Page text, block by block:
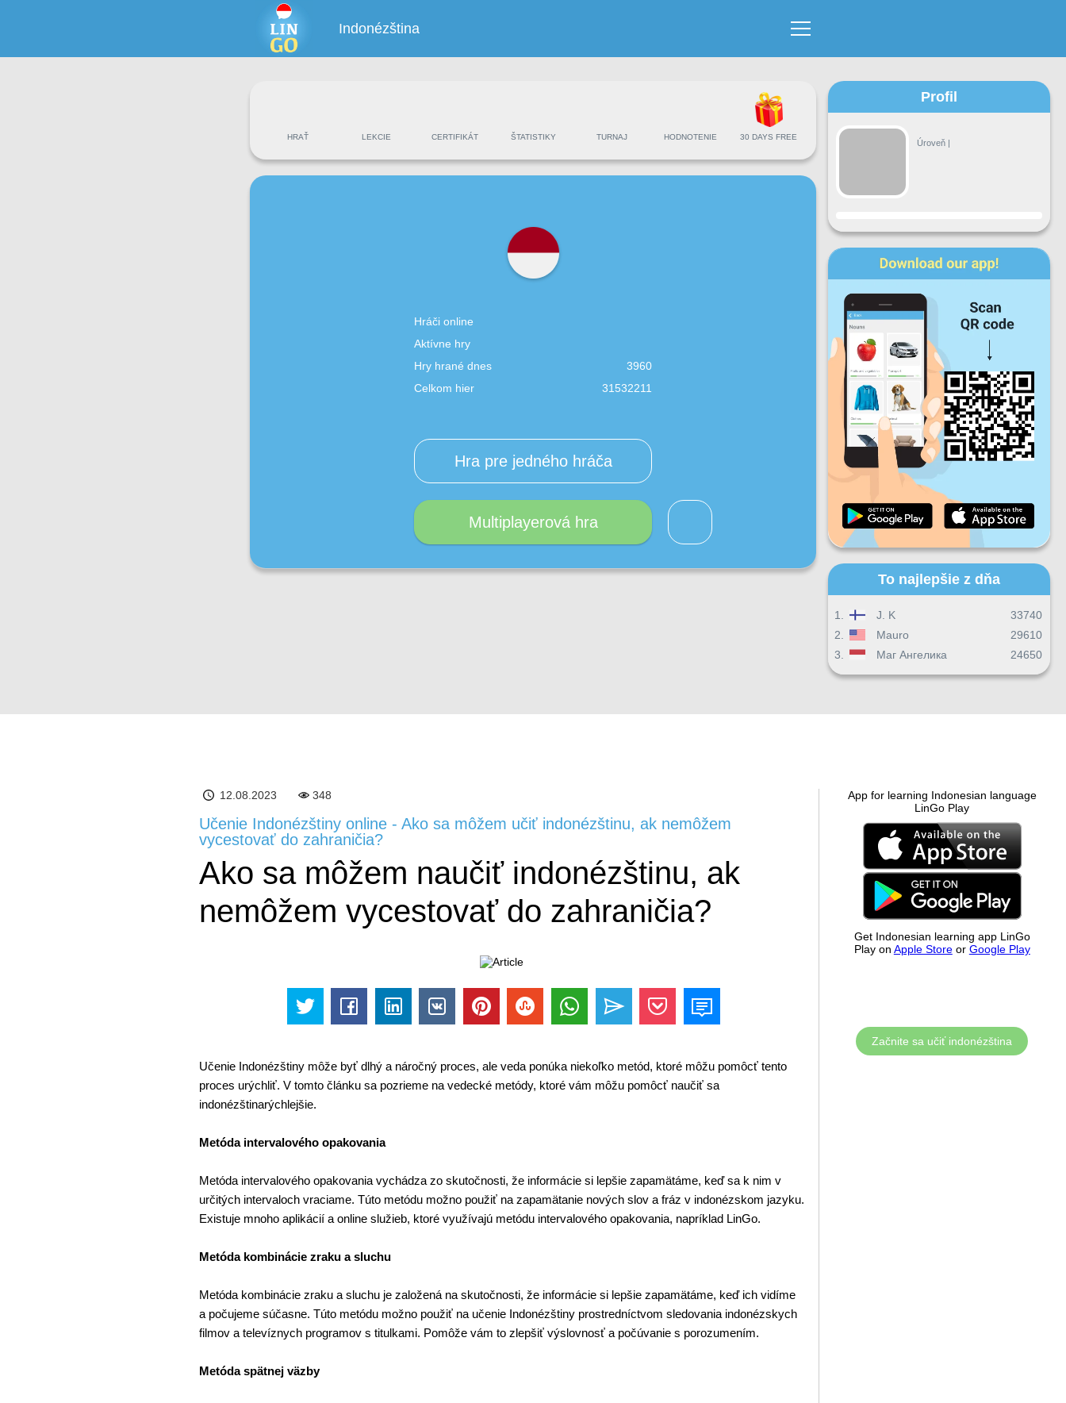
Indonézština
HRAŤ LEKCIE CERTIFIKÁT ŠTATISTIKY TURNAJ HODNOTENIE 30 DAYS FREE
Hráči online
Aktívne hry
Hry hrané dnes
3960
Celkom hier
31532211
Hra pre jedného hráča
Multiplayerová hra
Profil
Úroveň |
Pokrok
Po St Št
So Ne
Denný pokrok
Mesačný pokrok
Celkový postup
To najlepšie z dňa
1. J. K
33740
2.
Mauro
29610
3.
Маг Ангелика 24650
12.08.2023 348
Učenie Indonézštiny online - Ako sa môžem učiť indonézštinu, ak nemôžem
vycestovať do zahraničia?
Ako sa môžem naučiť indonézštinu, ak
nemôžem vycestovať do zahraničia?
Učenie Indonézštiny môže byť dlhý a náročný proces, ale veda ponúka niekoľko metód, ktoré môžu pomôcť tento
proces urýchliť. V tomto článku sa pozrieme na vedecké metódy, ktoré vám môžu pomôcť naučiť sa
indonézštinarýchlejšie.
Metóda intervalového opakovania
Metóda intervalového opakovania vychádza zo skutočnosti, že informácie si lepšie zapamätáme, keď sa k nim v
určitých intervaloch vraciame. Túto metódu možno použiť na zapamätanie nových slov a fráz v indonézskom jazyku.
Existuje mnoho aplikácií a online služieb, ktoré využívajú metódu intervalového opakovania, napríklad LinGo.
Metóda kombinácie zraku a sluchu
Metóda kombinácie zraku a sluchu je založená na skutočnosti, že informácie si lepšie zapamätáme, keď ich vidíme
a počujeme súčasne. Túto metódu možno použiť na učenie Indonézštiny prostredníctvom sledovania indonézskych
filmov a televíznych programov s titulkami. Pomôže vám to zlepšiť výslovnosť a počúvanie s porozumením.
Metóda spätnej väzby
App for learning Indonesian language
LinGo Play
Get Indonesian learning app LinGo
Play on Apple Storeor Google Play
Začnite sa učiť indonézština